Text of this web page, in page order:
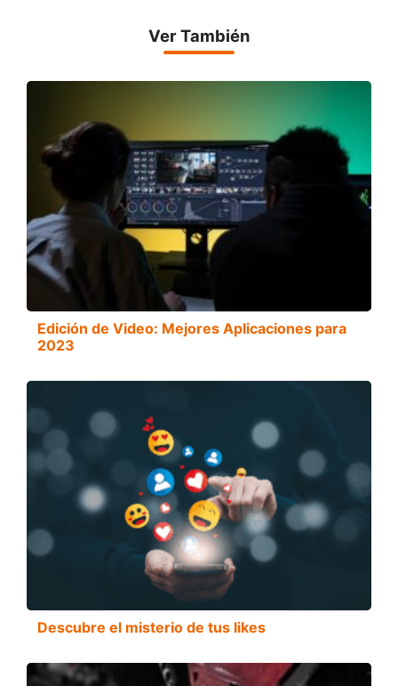
Ver También
Edición de Video: Mejores Aplicaciones para
2023
Descubre el misterio de tus likes